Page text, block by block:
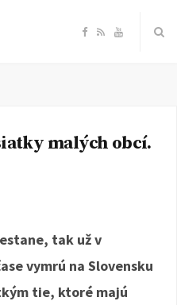
F
e
o
R Y
T
e
malých obcí.
tak už v
vymrú na Slovensku
tie, ktoré majú